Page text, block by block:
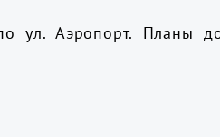
ул. Аэропорт. Планы